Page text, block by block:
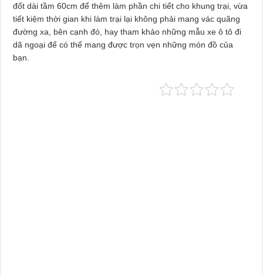
đốt dài tầm 60cm để thêm làm phần chi tiết cho khung trại, vừa
tiết kiệm thời gian khi làm trại lại không phải mang vác quãng
đường xa, bên cạnh đó, hay tham khảo những mẫu xe ô tô đi
dã ngoại để có thể mang được trọn vẹn những món đồ của
bạn.